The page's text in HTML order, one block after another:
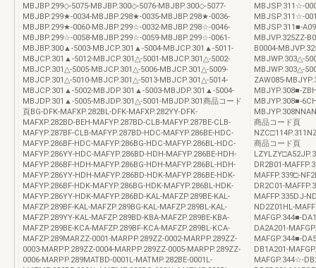
MBJBP.299◇-5075-MBJBP.300◇-5076-MBJBP.300◇-5077-
MBJBP.299★-0034-MBJBP.298★-0035-MBJBP.298★-0036-
MBJBP.299★-0060-MBJBP.299☆-0032-MBJBP.298☆-0046-
MBJBP.299☆-0058-MBJBP.299☆-0059-MBJBP.299☆-0061-
MBJBP.300▲-5003-MBJCP.301▲-5004-MBJCP.301▲-5011-
MBJCP.301▲-5012-MBJCP.301△-5001-MBJCP.301△-5002-
MBJCP.301△-5005-MBJCP.301△-5006-MBJCP.301△-5009-
MBJCP.301△-5010-MBJCP.301△-5013-MBJCP.301△-5014-
MBJCP.301▲-5002-MBJDP.301▲-5003-MBJDP.301▲-5004-
MBJDP.301▲-5005-MBJDP.301△-5001-MBJDP.301商品コード
頁BG-DFK-MAFXP.282BL-DFK-MAFXP.282YY-DFK-
MAFXP.282BD-BEH-MAFYP.287BD-CLB-MAFYP.287BE-CLB-
MAFYP.287BF-CLB-MAFYP.287BD-HDC-MAFYP.286BE-HDC-
MAFYP.286BF-HDC-MAFYP.286BG-HDC-MAFYP.286BL-HDC-
MAFYP.286YY-HDC-MAFYP.286BD-HDH-MAFYP.286BE-HDH-
MAFYP.286BF-HDH-MAFYP.286BG-HDH-MAFYP.286BL-HDH-
MAFYP.286YY-HDH-MAFYP.286BD-HDK-MAFYP.286BE-HDK-
MAFYP.286BF-HDK-MAFYP.286BG-HDK-MAFYP.286BL-HDK-
MAFYP.286YY-HDK-MAFYP.286BD-KAL-MAFZP.289BE-KAL-
MAFZP.289BF-KAL-MAFZP.289BG-KAL-MAFZP.289BL-KAL-
MAFZP.289YY-KAL-MAFZP.289BD-KBA-MAFZP.289BE-KBA-
MAFZP.289BE-KCA-MAFZP.289BF-KCA-MAFZP.289BL-KCA-
MAFZP.289MARZZ-0001-MARPP.289ZZ-0002-MARPP.289ZZ-
0003-MARPP.289ZZ-0004-MARPP.289ZZ-0005-MARPP.289ZZ-
0006-MARPP.289MATBD-0001L-MATMP.282BE-0001L-
MBJSP.311☆-
MBJSP.311☆-
MBJSP.311■-
MBJVP.325ZZ-
B0004-
MBJWP.303△-
MBJWP.303△-
ZAW085-
MBJYP.308■-
MBJYP.308■-
商品コード頁
商品コード頁
DR2B01-
MAFFP.339□-
DR2C01-
MAFFP.335DJ-
ND2Z01HL-
MAFGP.344■-
DA2A201-
MAFGP.344■-
DB1A201-
MAFGP.344☆-